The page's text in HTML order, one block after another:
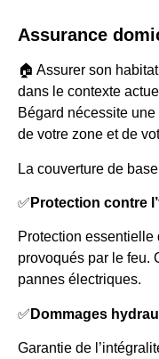
Assurance
🏠 Assurer son
dans le contexte
Bégard nécessite
de votre zone et de
La couverture de
✅ Protection contre
Protection
provoqués par le feu.
pannes électriques.
✅ Dommages
Garantie de